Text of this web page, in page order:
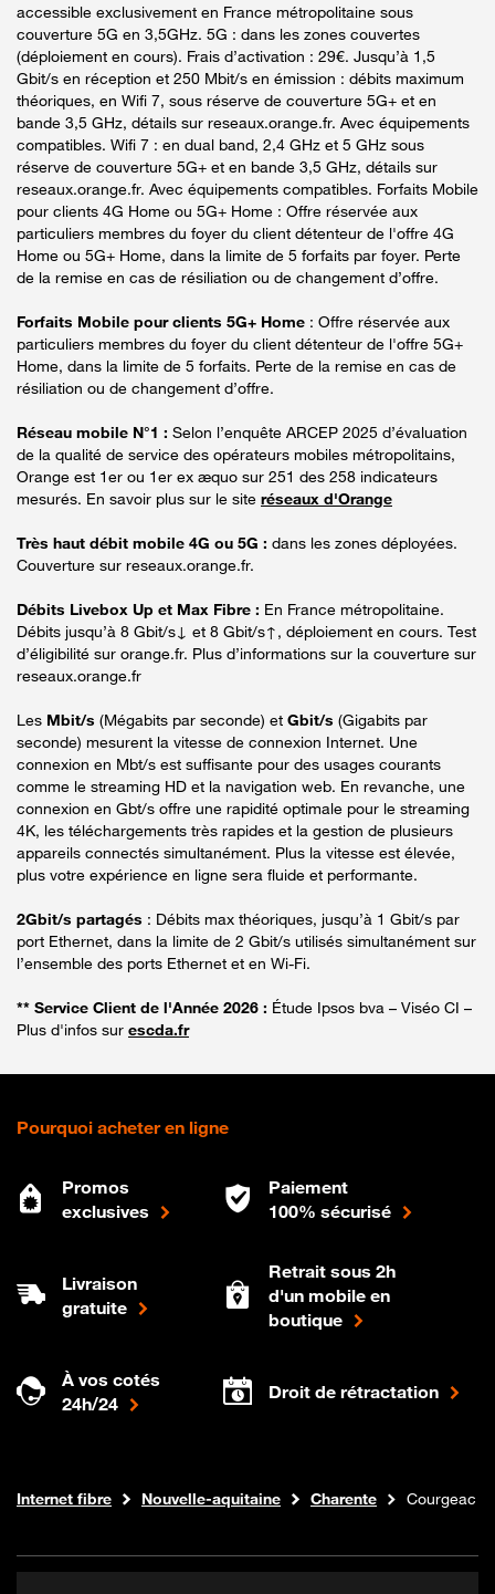
accessible exclusivement en France métropolitaine sous
couverture 5G en 3,5GHz. 5G : dans les zones couvertes
(déploiement en cours). Frais d’activation : 29€. Jusqu’à 1,5
Gbit/s en réception et 250 Mbit/s en émission : débits maximum
théoriques, en Wifi 7, sous réserve de couverture 5G+ et en
bande 3,5 GHz, détails sur reseaux.orange.fr. Avec équipements
compatibles. Wifi 7 : en dual band, 2,4 GHz et 5 GHz sous
réserve de couverture 5G+ et en bande 3,5 GHz, détails sur
reseaux.orange.fr. Avec équipements compatibles. Forfaits Mobile
pour clients 4G Home ou 5G+ Home : Offre réservée aux
particuliers membres du foyer du client détenteur de l'offre 4G
Home ou 5G+ Home, dans la limite de 5 forfaits par foyer. Perte
de la remise en cas de résiliation ou de changement d’offre.
Forfaits Mobile pour clients 5G+ Home : Offre réservée aux
particuliers membres du foyer du client détenteur de l'offre 5G+
Home, dans la limite de 5 forfaits. Perte de la remise en cas de
résiliation ou de changement d’offre.
Réseau mobile N°1 : Selon l’enquête ARCEP 2025 d’évaluation
de la qualité de service des opérateurs mobiles métropolitains,
Orange est 1er ou 1er ex æquo sur 251 des 258 indicateurs
mesurés. En savoir plus sur le site réseaux d'Orange
Très haut débit mobile 4G ou 5G : dans les zones déployées.
Couverture sur reseaux.orange.fr.
Débits Livebox Up et Max Fibre : En France métropolitaine.
Débits jusqu’à 8 Gbit/s↓ et 8 Gbit/s↑, déploiement en cours. Test
d’éligibilité sur orange.fr. Plus d’informations sur la couverture sur
reseaux.orange.fr
Les Mbit/s (Mégabits par seconde) et Gbit/s (Gigabits par
seconde) mesurent la vitesse de connexion Internet. Une
connexion en Mbt/s est suffisante pour des usages courants
comme le streaming HD et la navigation web. En revanche, une
connexion en Gbt/s offre une rapidité optimale pour le streaming
4K, les téléchargements très rapides et la gestion de plusieurs
appareils connectés simultanément. Plus la vitesse est élevée,
plus votre expérience en ligne sera fluide et performante.
2Gbit/s partagés : Débits max théoriques, jusqu’à 1 Gbit/s par
port Ethernet, dans la limite de 2 Gbit/s utilisés simultanément sur
l’ensemble des ports Ethernet et en Wi-Fi.
** Service Client de l'Année 2026 : Étude Ipsos bva – Viséo CI –
Plus d'infos sur escda.fr
Pourquoi acheter en ligne
Promos
exclusives
Paiement
100% sécurisé
Livraison
gratuite
Retrait sous 2h
d'un mobile en
boutique
À vos cotés
24h/24
Droit de rétractation
Boutique Orange
Internet fibre Nouvelle-aquitaine Charente Courgeac